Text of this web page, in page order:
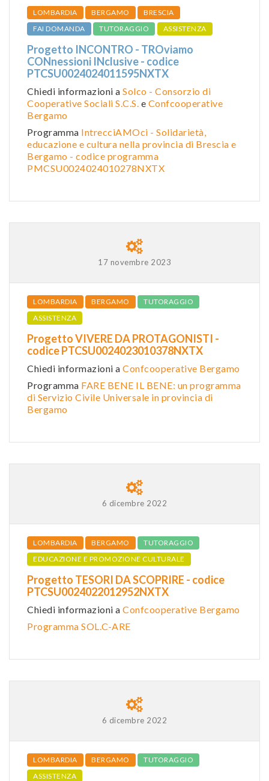
LOMBARDIA BERGAMO
BRESCIA
FAI DOMANDA
TUTORAGGIO ASSISTENZA
Progetto INCONTRO - TROviamo
CONnessioni INclusive - codice
PTCSU0024024011595NXTX
Chiedi informazioni a Solco - Consorzio di
Cooperative Sociali S.C.S. e Confcooperative
Bergamo
Programma IntrecciAMOci - Solidarietà,
educazione e cultura nella provincia di Brescia e
Bergamo - codice programma
PMCSU0024024010278NXTX
17 novembre 2023
LOMBARDIA BERGAMO
TUTORAGGIO
ASSISTENZA
Progetto VIVERE DA PROTAGONISTI -
codice PTCSU0024023010378NXTX
Chiedi informazioni a Confcooperative Bergamo
Programma FARE BENE IL BENE: un programma
di Servizio Civile Universale in provincia di
Bergamo
6 dicembre 2022
LOMBARDIA BERGAMO
TUTORAGGIO
EDUCAZIONE E PROMOZIONE CULTURALE
Progetto TESORI DA SCOPRIRE - codice
PTCSU0024022012952NXTX
Chiedi informazioni a Confcooperative Bergamo
Programma SOL.C-ARE
6 dicembre 2022
LOMBARDIA BERGAMO
TUTORAGGIO
ASSISTENZA